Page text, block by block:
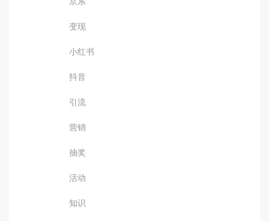
变现
小红书
抖音
引流
营销
抽奖
活动
知识